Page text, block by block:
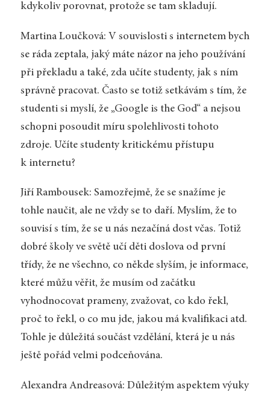
kdykoliv porovnat, protože se tam skladují.
Martina Loučková: V souvislosti s internetem bych
se ráda zeptala, jaký máte názor na jeho používání
při překladu a také, zda učíte studenty, jak s ním
správně pracovat. Často se totiž setkávám s tím, že
studenti si myslí, že „Google is the God“ a nejsou
schopni posoudit míru spolehlivosti tohoto
zdroje. Učíte studenty kritickému přístupu
k internetu?
Jiří Rambousek: Samozřejmě, že se snažíme je
tohle naučit, ale ne vždy se to daří. Myslím, že to
souvisí s tím, že se u nás nezačíná dost včas. Totiž
dobré školy ve světě učí děti doslova od první
třídy, že ne všechno, co někde slyším, je informace,
které můžu věřit, že musím od začátku
vyhodnocovat prameny, zvažovat, co kdo řekl,
proč to řekl, o co mu jde, jakou má kvalifikaci atd.
Tohle je důležitá součást vzdělání, která je u nás
ještě pořád velmi podceňována.
Alexandra Andreasová: Důležitým aspektem výuky